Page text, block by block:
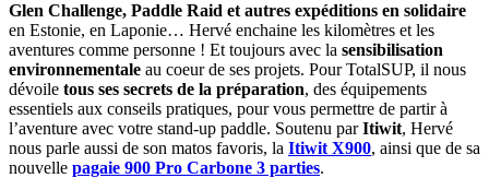
Glen Challenge, Paddle Raid et autres expéditions en solidaire
en Estonie, en Laponie… Hervé enchaine les kilomètres et les
aventures comme personne ! Et toujours avec la sensibilisation
environnementale au coeur de ses projets. Pour TotalSUP, il nous
dévoile tous ses secrets de la préparation, des équipements
essentiels aux conseils pratiques, pour vous permettre de partir à
l’aventure avec votre stand-up paddle. Soutenu parItiwit, Hervé
nous parle aussi de son matos favoris, la Itiwit X900, ainsi que de sa
nouvelle pagaie 900 Pro Carbone 3 parties.